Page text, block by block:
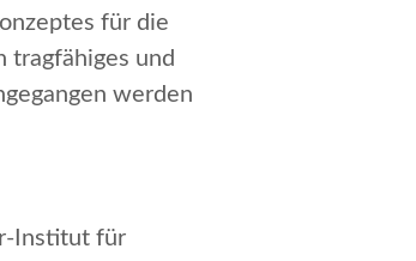
für die
tragfähiges und
werden
Institut für